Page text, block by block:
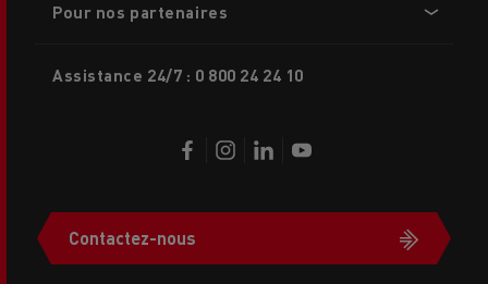
Pour nos partenaires
Assistance 24/7 : 0 800 24 24 10
Contactez-nous